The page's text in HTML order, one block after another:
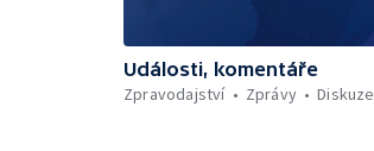
Události, komentáře
Zpravodajství
Zprávy Diskuze